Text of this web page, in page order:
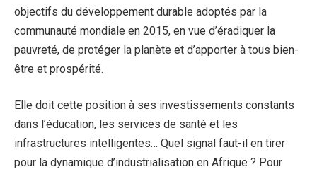
objectifs du développement durable adoptés par la
communauté mondiale en 2015, en vue d’éradiquer la
pauvreté, de protéger la planète et d’apporter à tous bien-
être et prospérité.
Elle doit cette position à ses investissements constants
dans l’éducation, les services de santé et les
infrastructures intelligentes… Quel signal faut-il en tirer
pour la dynamique d’industrialisation en Afrique ? Pour